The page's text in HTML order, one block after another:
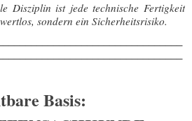
Dis­zi­plin ist jede tech­ni­sche Fer­tig­keit
son­dern ein Sicherheitsrisiko.
Basis: